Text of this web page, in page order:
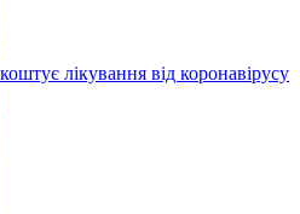
лікування від коронавірусу